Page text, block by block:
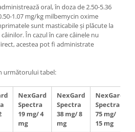
oral, în doza de 2.50-5.36
1.07 mg/kg milbemycin oxime
sunt masticabile și plăcute la
În cazul în care câinele nu
acestea pot fi administrate
următorului tabel:
NexGard
Spectra
19 mg/ 4
mg
NexGard
Spectra
38 mg/ 8
mg
NexGard
Spectra
75 mg/
15 mg